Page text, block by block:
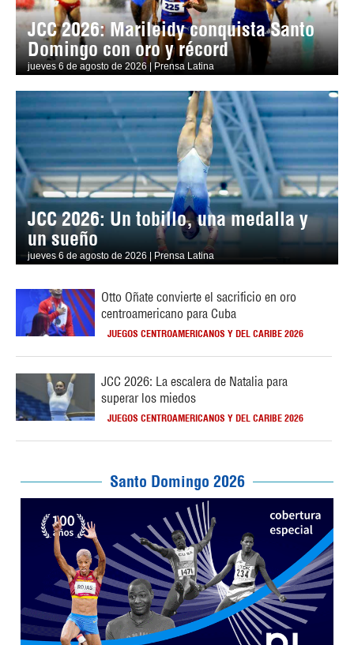
JCC 2026: Marileidy conquista Santo
Domingo con oro y récord
jueves 6 de agosto de 2026 | Prensa Latina
JCC 2026: Un tobillo, una medalla y
un sueño
jueves 6 de agosto de 2026 | Prensa Latina
Otto Oñate convierte el sacrificio en oro
centroamericano para Cuba
JUEGOS CENTROAMERICANOS Y DEL CARIBE 2026
JCC 2026: La escalera de Natalia para
superar los miedos
JUEGOS CENTROAMERICANOS Y DEL CARIBE 2026
Santo Domingo 2026